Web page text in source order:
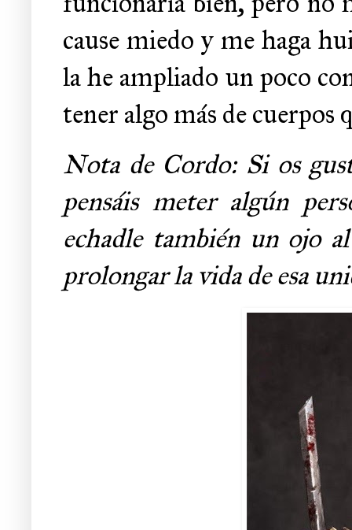
cause miedo y me haga
la he ampliado un poco
tener algo más de
Nota de Cordo: Si os
pensáis meter algún
echadle también un ojo
prolongar la vida de esa